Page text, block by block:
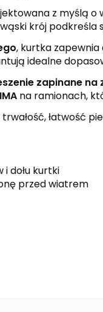
z myślą
krój
, kurtka
idealne
zapinane na
na ramionach,
łatwość
dołu kurtki
przed wiatrem